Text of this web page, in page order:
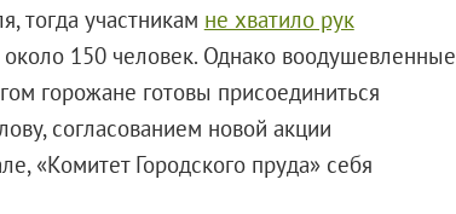
тогда участникам не хватило рук
150 человек. Однако воодушевленные
горожане готовы присоединиться
согласованием новой акции
«Комитет Городского пруда» себя